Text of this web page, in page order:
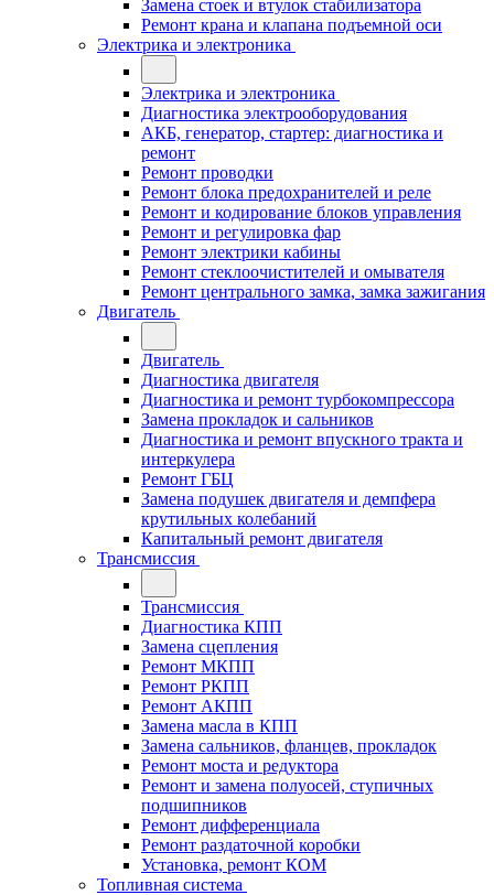
Замена стоек и втулок стабилизатора
Ремонт крана и клапана подъемной оси
Электрика и электроника
Электрика и электроника
Диагностика электрооборудования
АКБ, генератор, стартер: диагностика и
ремонт
Ремонт проводки
Ремонт блока предохранителей и реле
Ремонт и кодирование блоков управления
Ремонт и регулировка фар
Ремонт электрики кабины
Ремонт стеклоочистителей и омывателя
Ремонт центрального замка, замка зажигания
Двигатель
Двигатель
Диагностика двигателя
Диагностика и ремонт турбокомпрессора
Замена прокладок и сальников
Диагностика и ремонт впускного тракта и
интеркулера
Ремонт ГБЦ
Замена подушек двигателя и демпфера
крутильных колебаний
Капитальный ремонт двигателя
Трансмиссия
Трансмиссия
Диагностика КПП
Замена сцепления
Ремонт МКПП
Ремонт РКПП
Ремонт АКПП
Замена масла в КПП
Замена сальников, фланцев, прокладок
Ремонт моста и редуктора
Ремонт и замена полуосей, ступичных
подшипников
Ремонт дифференциала
Ремонт раздаточной коробки
Установка, ремонт КОМ
Топливная система